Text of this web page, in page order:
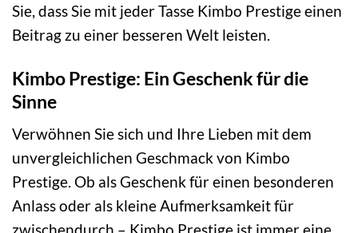
Sie, dass Sie mit jeder Tasse Kimbo Prestige einen
Beitrag zu einer besseren Welt leisten.
Kimbo Prestige: Ein Geschenk für die
Sinne
Verwöhnen Sie sich und Ihre Lieben mit dem
unvergleichlichen Geschmack von Kimbo
Prestige. Ob als Geschenk für einen besonderen
Anlass oder als kleine Aufmerksamkeit für